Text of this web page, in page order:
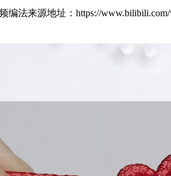
编法来源地址：https://